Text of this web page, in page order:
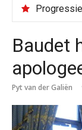
Baudet
Pyt van der Galiën